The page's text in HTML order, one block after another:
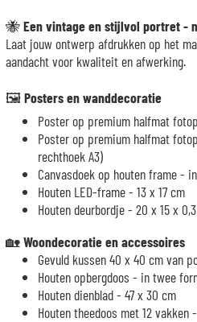
🐝Een vintage en stijlvol portret -
Laat jouw ontwerp afdrukken op het
aandacht voor kwaliteit en afwerking.
🖼️Posters en wanddecoratie
Poster op premium halfmat
Poster op premium halfmat
rechthoek A3)
Canvasdoek op houten frame - in
Houten LED-frame - 13 x 17 cm
Houten deurbordje - 20 x 15 x
🏡Woondecoratie en accessoires
Gevuld kussen 40 x 40 cm van
Houten opbergdoos - in twee
Houten dienblad - 47 x 30 cm
Houten theedoos met 12 vakken